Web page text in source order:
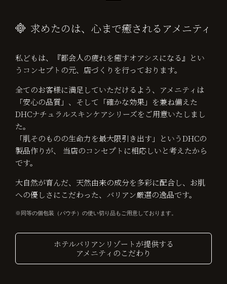
求めたのは、心まで癒されるアメニティ
私どもは、『都会人の疲れを癒すオアシスになる』とい
うコンセプトの元、店づくりを行っております。
全てのお客様に満足していただけるよう、アメニティは
「安心の品質」、そして「確かな効果」を兼ね備えた
DHCナチュラルスキンケアシリーズをご用意いたしまし
た。
「肌そのものの生命力を最大限引き出す」というDHCの
製品作りが、 当店のコンセプトに相応しいと考えたから
です。
大自然が育んだ、天然由来の成分を多彩に配合し、お肌
への優しさにこだわった、バリアン厳選の逸品です。
同等の個包装（パウチ）の使い切り品もご用意しております。
ホテルバリアンリゾートが提供する
アメニティのこだわり